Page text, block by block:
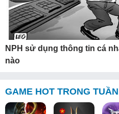
NPH sử dụng thông tin cá
nào
GAME HOT TRONG TUẦN